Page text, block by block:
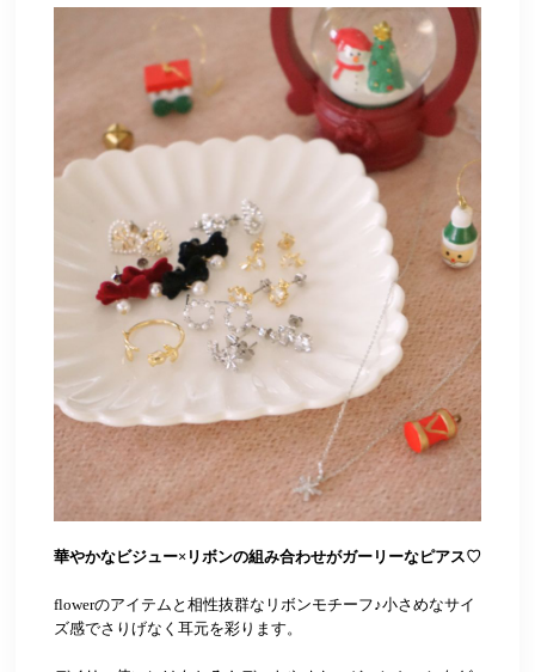
華やかなビジュー×リボンの組み合わせがガーリーなピアス♡
flowerのアイテムと相性抜群なリボンモチーフ♪小さめなサイ
ズ感でさりげなく耳元を彩ります。